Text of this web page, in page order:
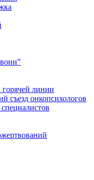
линии
cъезд онкопсихологов